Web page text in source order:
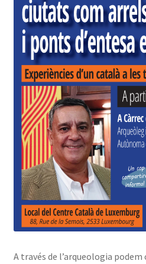
A través de l’arqueologia